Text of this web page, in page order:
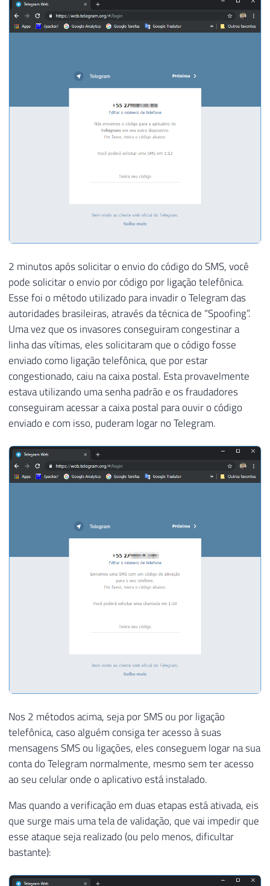
2 minutos após solicitar o envio do código do SMS, você
pode solicitar o envio por código por ligação telefônica.
Esse foi o método utilizado para invadir o Telegram das
autoridades brasileiras, através da técnica de “Spoofing”.
Uma vez que os invasores conseguiram congestinar a
linha das vítimas, eles solicitaram que o código fosse
enviado como ligação telefônica, que por estar
congestionado, caiu na caixa postal. Esta provavelmente
estava utilizando uma senha padrão e os fraudadores
conseguiram acessar a caixa postal para ouvir o código
enviado e com isso, puderam logar no Telegram.
Nos 2 métodos acima, seja por SMS ou por ligação
telefônica, caso alguém consiga ter acesso à suas
mensagens SMS ou ligações, eles conseguem logar na sua
conta do Telegram normalmente, mesmo sem ter acesso
ao seu celular onde o aplicativo está instalado.
Mas quando a verificação em duas etapas está ativada, eis
que surge mais uma tela de validação, que vai impedir que
esse ataque seja realizado (ou pelo menos, dificultar
bastante):